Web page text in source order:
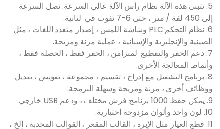
5. تتبنى هذه الآلة نظام رأس الآلة عالي السرعة. تصل السرعة
إلى 450 لفة / متر ، حتى 6-7 ثقوب في الثانية.
6. نظام التحكم PLC وشاشة اللمس ، إصدار متعدد اللغات ، مثل
الصينية والإنجليزية والإسبانية ، عملية مرنة ومريحة.
7. دعم الحفر والتقطيع المتزامن ، الحفر فقط ، الخصلة فقط ،
وأنماط المعالجة الأخرى.
8. برنامج التشغيل مع إدراج ، تقسيم ، مجموعة ، تعويض ، تعديل
ووظائف أخرى ، مرنة ومريحة وسهلة البرمجة.
9. يمكن حفظ 1000 برنامج فرش مختلف ، ودعم USB خارجي.
10. لون واحد وألوان مزدوجة اختيارية.
11. قطع الغيار مثل الإبرة ، القالب المقعر ، القوالب المحدبة ، إلخ ،